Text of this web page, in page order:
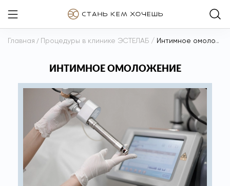
Главная / Процедуры в клинике ЭСТЕЛАБ / Интимное омоложение
ИНТИМНОЕ ОМОЛОЖЕНИЕ